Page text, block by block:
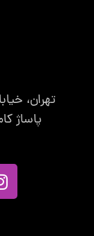
تهران،
پاساژ